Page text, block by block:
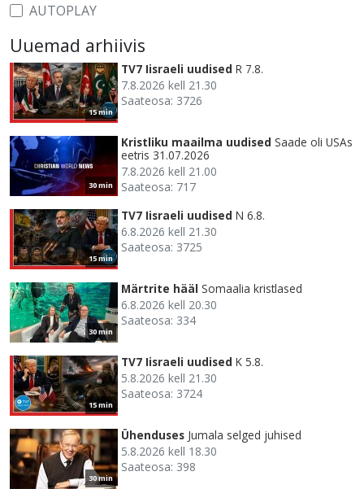
AUTOPLAY
Uuemad arhiivis
15 min
TV7 Iisraeli uudised R 7.8.
7.8.2026 kell 21.30
Saateosa: 3726
30 min
Kristliku maailma uudised Saade oli USAs
eetris 31.07.2026
7.8.2026 kell 21.00
Saateosa: 717
15 min
TV7 Iisraeli uudised N 6.8.
6.8.2026 kell 21.30
Saateosa: 3725
30 min
Märtrite hääl Somaalia kristlased
6.8.2026 kell 20.30
Saateosa: 334
15 min
TV7 Iisraeli uudised K 5.8.
5.8.2026 kell 21.30
Saateosa: 3724
30 min
Ühenduses Jumala selged juhised
5.8.2026 kell 18.30
Saateosa: 398